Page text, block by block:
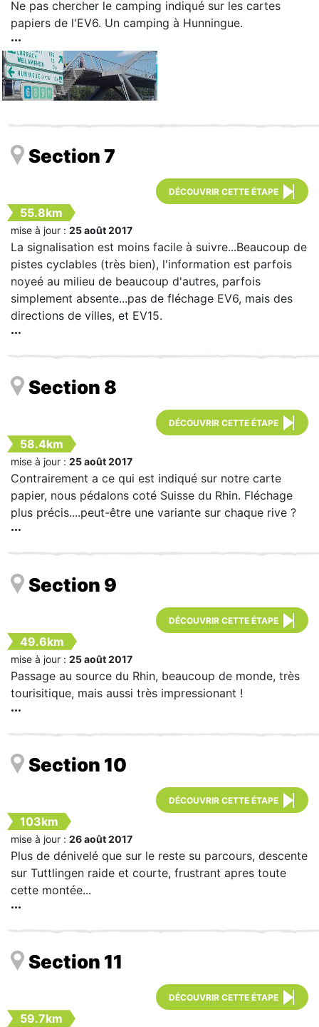
Ne pas chercher le camping indiqué sur les cartes
papiers de l'EV6. Un camping à Hunningue.
Section 7
DÉCOUVRIR CETTE ÉTAPE
55.8km
mise à jour : 25 août 2017
La signalisation est moins facile à suivre...Beaucoup de
pistes cyclables (très bien), l'information est parfois
noyeé au milieu de beaucoup d'autres, parfois
simplement absente...pas de fléchage EV6, mais des
directions de villes, et EV15.
Section 8
DÉCOUVRIR CETTE ÉTAPE
58.4km
mise à jour : 25 août 2017
Contrairement a ce qui est indiqué sur notre carte
papier, nous pédalons coté Suisse du Rhin. Fléchage
plus précis....peut-être une variante sur chaque rive ?
Section 9
DÉCOUVRIR CETTE ÉTAPE
49.6km
mise à jour : 25 août 2017
Passage au source du Rhin, beaucoup de monde, très
tourisitique, mais aussi très impressionant !
Section 10
DÉCOUVRIR CETTE ÉTAPE
103km
mise à jour : 26 août 2017
Plus de dénivelé que sur le reste su parcours, descente
sur Tuttlingen raide et courte, frustrant apres toute
cette montée...
Section 11
DÉCOUVRIR CETTE ÉTAPE
59.7km